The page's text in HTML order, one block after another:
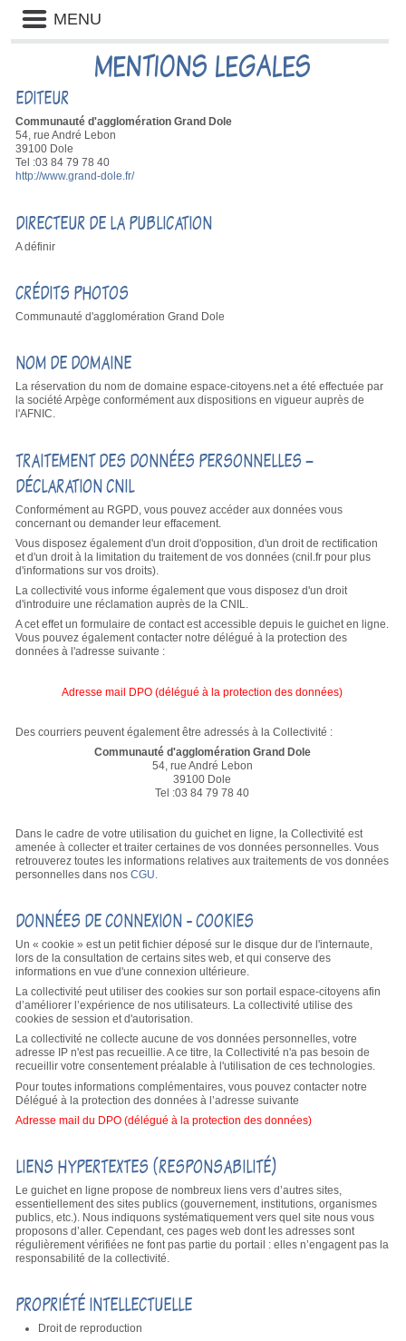
Liste
des
avertissements
MENU
MENTIONS LEGALES
EDITEUR
Communauté d'agglomération Grand Dole
54, rue André Lebon
39100 Dole
Tel :03 84 79 78 40
http://www.grand-dole.fr/
DIRECTEUR DE LA PUBLICATION
A définir
CRÉDITS PHOTOS
Communauté d'agglomération Grand Dole
NOM DE DOMAINE
La réservation du nom de domaine espace-citoyens.net a été effectuée par
la société Arpège conformément aux dispositions en vigueur auprès de
l'AFNIC.
TRAITEMENT DES DONNÉES PERSONNELLES –
DÉCLARATION CNIL
Conformément au RGPD, vous pouvez accéder aux données vous
concernant ou demander leur effacement.
Vous disposez également d'un droit d'opposition, d'un droit de rectification
et d'un droit à la limitation du traitement de vos données (cnil.fr pour plus
d'informations sur vos droits).
La collectivité vous informe également que vous disposez d'un droit
d'introduire une réclamation auprès de la CNIL.
A cet effet un formulaire de contact est accessible depuis le guichet en ligne.
Vous pouvez également contacter notre délégué à la protection des
données à l'adresse suivante :
Adresse mail DPO (délégué à la protection des données)
Des courriers peuvent également être adressés à la Collectivité :
Communauté d'agglomération Grand Dole
54, rue André Lebon
39100 Dole
Tel :03 84 79 78 40
Dans le cadre de votre utilisation du guichet en ligne, la Collectivité est
amenée à collecter et traiter certaines de vos données personnelles. Vous
retrouverez toutes les informations relatives aux traitements de vos données
personnelles dans nos CGU
DONNÉES DE CONNEXION - COOKIES
Un « cookie » est un petit fichier déposé sur le disque dur de l'internaute,
lors de la consultation de certains sites web, et qui conserve des
informations en vue d'une connexion ultérieure.
La collectivité peut utiliser des cookies sur son portail espace-citoyens afin
d’améliorer l’expérience de nos utilisateurs. La collectivité utilise des
cookies de session et d'autorisation.
La collectivité ne collecte aucune de vos données personnelles, votre
adresse IP n'est pas recueillie. A ce titre, la Collectivité n'a pas besoin de
recueillir votre consentement préalable à l'utilisation de ces technologies.
Pour toutes informations complémentaires, vous pouvez contacter notre
Délégué à la protection des données à l’adresse suivante
Adresse mail du DPO (délégué à la protection des données)
LIENS HYPERTEXTES (RESPONSABILITÉ)
Le guichet en ligne propose de nombreux liens vers d’autres sites,
essentiellement des sites publics (gouvernement, institutions, organismes
publics, etc.). Nous indiquons systématiquement vers quel site nous vous
proposons d’aller. Cependant, ces pages web dont les adresses sont
régulièrement vérifiées ne font pas partie du portail : elles n’engagent pas la
responsabilité de la collectivité.
PROPRIÉTÉ INTELLECTUELLE
Droit de reproduction